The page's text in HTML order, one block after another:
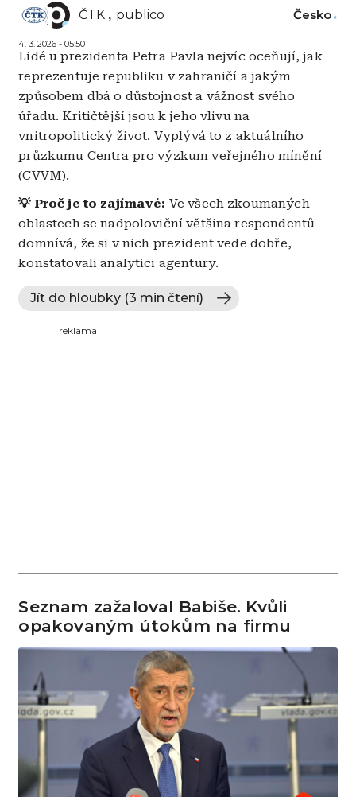
ČTK publico
4. 3. 2026 - 05:50
Česko
Lidé u prezidenta Petra Pavla nejvíc oceňují, jak
reprezentuje republiku v zahraničí a jakým
způsobem dbá o důstojnost a vážnost svého
úřadu. Kritičtější jsou k jeho vlivu na
vnitropolitický život. Vyplývá to z aktuálního
průzkumu Centra pro výzkum veřejného mínění
(CVVM).
💡 Proč je to zajímavé: Ve všech zkoumaných
oblastech se nadpoloviční většina respondentů
domnívá, že si v nich prezident vede dobře,
konstatovali analytici agentury.
Jít do hloubky (3 min čtení)
reklama
Seznam zažaloval Babiše. Kvůli
opakovaným útokům na firmu